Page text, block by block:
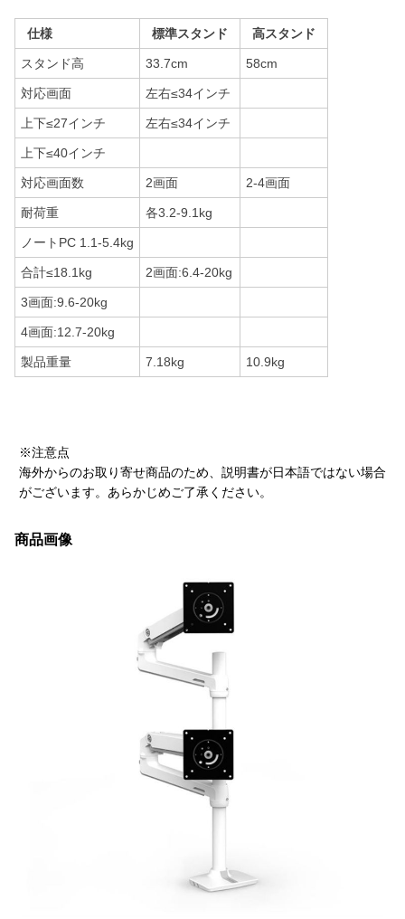
仕様 標準スタンド 高スタンド
スタンド高 33.7cm 58cm
対応画面 左右≤34インチ
上下≤27インチ 左右≤34インチ
上下≤40インチ
対応画面数 2画面 2-4画面
耐荷重 各3.2-9.1kg
ノートPC 1.1-5.4kg
合計≤18.1kg 2画面:6.4-20kg
3画面:9.6-20kg
4画面:12.7-20kg
製品重量 7.18kg 10.9kg
※注意点
海外からのお取り寄せ商品のため、説明書が日本語ではない場合
がございます。あらかじめご了承ください。
商品画像